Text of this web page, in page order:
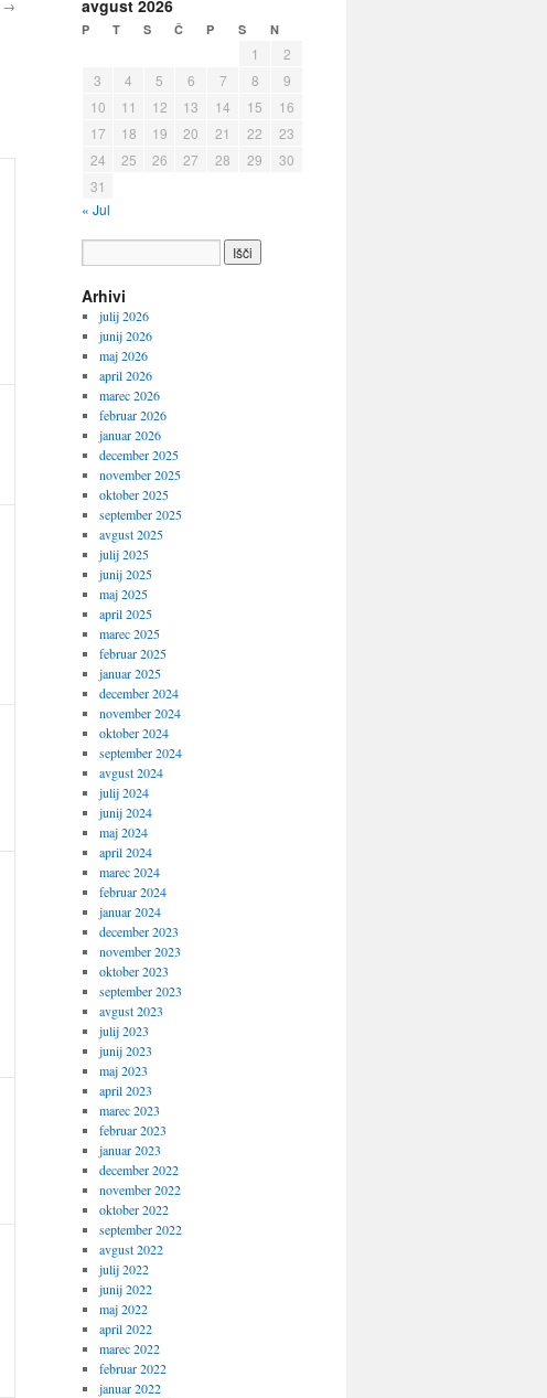
→ avgust 2026
P T S Č P S N
1
2
3
4 5 6 7 8
9
10
11 12 13 14 15
16
17
18 19 20 21 22
23
24
25 26 27 28 29
30
31
« Jul
Arhivi
julij 2026
junij 2026
maj 2026
april 2026
marec 2026
februar 2026
januar 2026
december 2025
november 2025
oktober 2025
september 2025
avgust 2025
julij 2025
junij 2025
maj 2025
april 2025
marec 2025
februar 2025
januar 2025
december 2024
november 2024
oktober 2024
september 2024
avgust 2024
julij 2024
junij 2024
maj 2024
april 2024
marec 2024
februar 2024
januar 2024
december 2023
november 2023
oktober 2023
september 2023
avgust 2023
julij 2023
junij 2023
maj 2023
april 2023
marec 2023
februar 2023
januar 2023
december 2022
november 2022
oktober 2022
september 2022
avgust 2022
julij 2022
junij 2022
maj 2022
april 2022
marec 2022
februar 2022
januar 2022